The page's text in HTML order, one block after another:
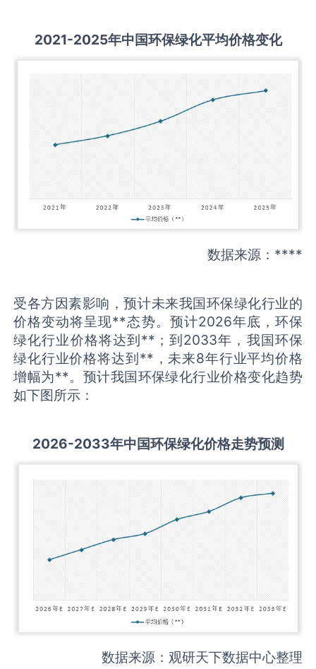
2021-2025年中国环保绿化平均价格变化
数据来源：****
受各方因素影响，预计未来我国环保绿化行业的
价格变动将呈现**态势。预计2026年底，环保
绿化行业价格将达到**；到2033年，我国环保
绿化行业价格将达到**，未来8年行业平均价格
增幅为**。预计我国环保绿化行业价格变化趋势
如下图所示：
2026-2033年中国环保绿化价格走势预测
数据来源：观研天下数据中心整理